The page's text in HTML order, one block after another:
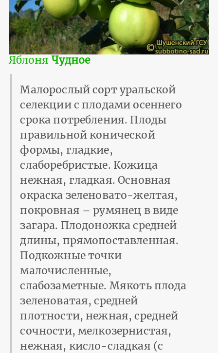
Яблоня Чудное
Малорослый сорт уральской
селекции с плодами осеннего
срока потребления. Плоды
правильной конической
формы, гладкие,
слаборебристые. Кожица
нежная, гладкая. Основная
окраска зеленовато-желтая,
покровная – румянец в виде
загара. Плодоножка средней
длины, прямопоставленная.
Подкожные точки
малочисленные,
слабозаметные. Мякоть плода
зеленоватая, средней
плотности, нежная, средней
сочности, мелкозернистая,
нежная, кисло-сладкая (с